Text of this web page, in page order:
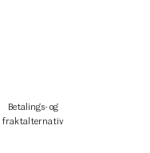
Betalings- og
fraktalternativ